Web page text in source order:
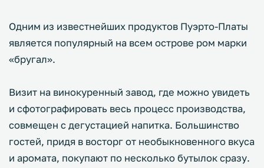
Одним из известнейших продуктов Пуэрто-Платы
является популярный на всем острове ром марки
«бругал».
Визит на винокуренный завод, где можно увидеть
и сфотографировать весь процесс производства,
совмещен с дегустацией напитка. Большинство
гостей, придя в восторг от необыкновенного вкуса
и аромата, покупают по несколько бутылок сразу.